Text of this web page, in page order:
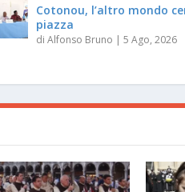
Cotonou, l’altro mondo
piazza
di Alfonso Bruno | 5 Ago, 2026